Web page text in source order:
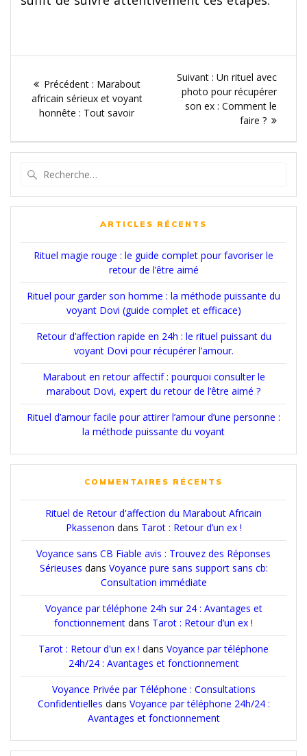
de
l’article
Précédent : Article
précédent
:
Marabout
africain sérieux et voyant
honnête : Tout savoir
Suivant : Article
suivant
:
Un rituel avec
photo pour récupérer
son ex : Comment le
faire ?
:
ARTICLES RÉCENTS
Rituel magie rouge : le guide complet pour favoriser le
retour de l’être aimé
Rituel pour garder son homme : la méthode puissante du
voyant Dovi (guide complet et efficace)
Retour d’affection rapide en 24h : le rituel puissant du
voyant Dovi pour récupérer l’amour.
Marabout en retour affectif : pourquoi consulter le
marabout Dovi, expert du retour de l’être aimé ?
Rituel d’amour facile pour attirer l’amour d’une personne :
la méthode puissante du voyant
COMMENTAIRES RÉCENTS
Rituel de Retour d'affection du Marabout Africain
Pkassenon dans Tarot : Retour d’un ex !
Voyance sans CB Fiable avis : Trouvez des Réponses
Sérieuses dans Voyance pure sans support sans cb:
Consultation immédiate
Voyance par téléphone 24h sur 24 : Avantages et
fonctionnement dans Tarot : Retour d’un ex !
Tarot : Retour d'un ex ! dans Voyance par téléphone
24h/24 : Avantages et fonctionnement
Voyance Privée par Téléphone : Consultations
Confidentielles dans Voyance par téléphone 24h/24 :
Avantages et fonctionnement